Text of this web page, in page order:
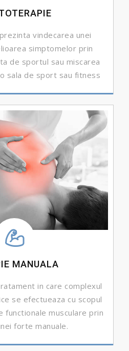
vindecarea unei
simptomelor prin
de sportul sau miscarea
sala de sport sau fitness
...
MANUALA
in care complexul
se efectueaza cu scopul
functionale musculare prin
forte manuale.